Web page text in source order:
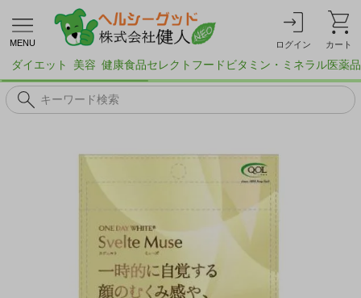
MENU ログイン カート
ダイエット 美容 健康食品セレクトフード ビタミン・ミネラル医薬品